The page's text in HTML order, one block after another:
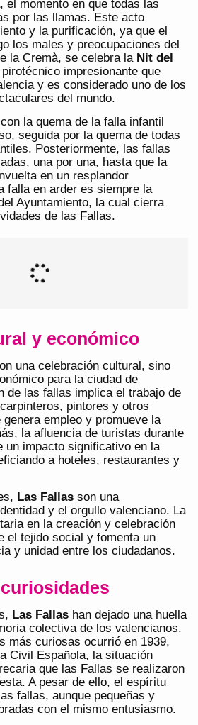
, el momento en que todas las
por las llamas. Este acto
y la purificación, ya que el
los males y preocupaciones del
la Cremà, se celebra la Nit del
impresionante que
y es considerado uno de los
del mundo​​.
la quema de la falla infantil
seguida por la quema de todas
Posteriormente, las fallas
una por una, hasta que la
en un resplandor
falla en arder es siempre la
Ayuntamiento, la cual cierra
de las Fallas.
y económico
una celebración cultural, sino
para la ciudad de
de las fallas implica el trabajo de
pintores y otros
empleo y promueve la
la afluencia de turistas durante
un impacto significativo en la
a hoteles, restaurantes y
Las Fallas son una
y el orgullo valenciano. La
en la creación y celebración
el tejido social y fomenta un
y unidad entre los ciudadanos.
Las Fallas han dejado una huella
colectiva de los valencianos.
más curiosas ocurrió en 1939,
Civil Española, la situación
que las Fallas se realizaron
A pesar de ello, el espíritu
fallas, aunque pequeñas y
con el mismo entusiasmo.